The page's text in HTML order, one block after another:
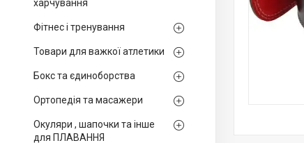
харчування
Фітнес і тренування
Товари для важкої атлетики
Бокс та єдиноборства
Ортопедія та масажери
Окуляри , шапочки та інше
для ПЛАВАННЯ